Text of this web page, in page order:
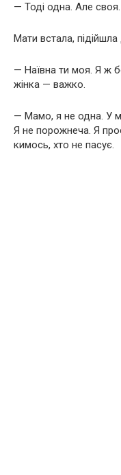
— Тоді одна. Але
Мати встала,
— Наївна ти моя. Я ж
жінка — важко.
— Мамо, я не одна. У
Я не порожнеча. Я
кимось, хто не пасує.